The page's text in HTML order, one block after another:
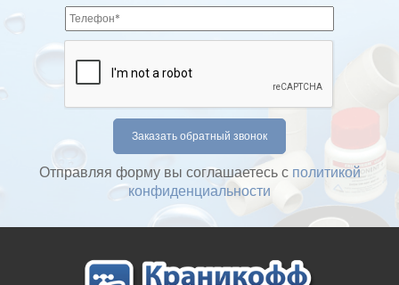
Отправляя форму вы соглашаетесь с политикой
конфиденциальности